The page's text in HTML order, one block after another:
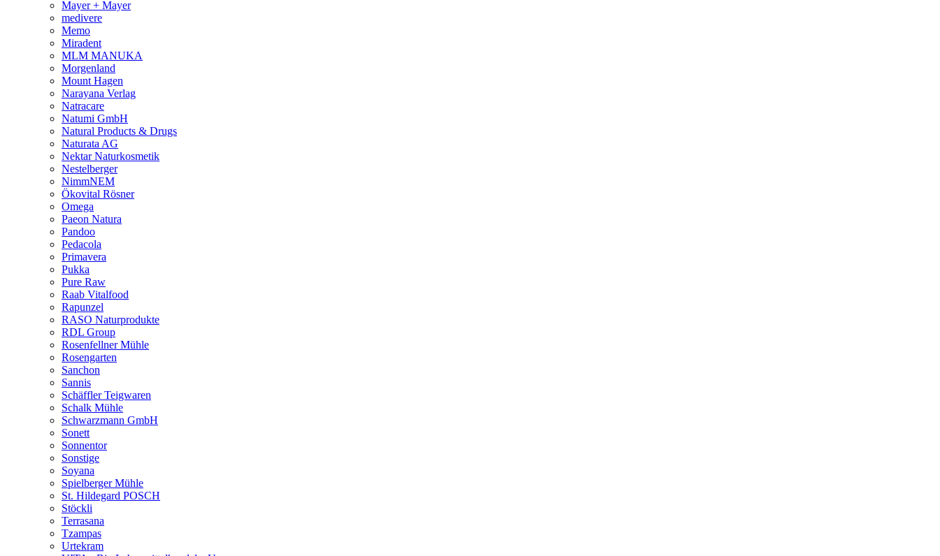
Mayer + Mayer
medivere
Memo
Miradent
MLM MANUKA
Morgenland
Mount Hagen
Narayana Verlag
Natracare
Natumi GmbH
Natural Products & Drugs
Naturata AG
Nektar Naturkosmetik
Nestelberger
NimmNEM
Ökovital Rösner
Omega
Paeon Natura
Pandoo
Pedacola
Primavera
Pukka
Pure Raw
Raab Vitalfood
Rapunzel
RASO Naturprodukte
RDL Group
Rosenfellner Mühle
Rosengarten
Sanchon
Sannis
Schäffler Teigwaren
Schalk Mühle
Schwarzmann GmbH
Sonett
Sonnentor
Sonstige
Soyana
Spielberger Mühle
St. Hildegard POSCH
Stöckli
Terrasana
Tzampas
Urtekram